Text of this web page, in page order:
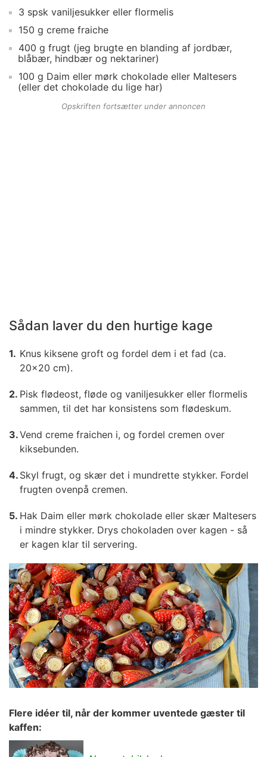
3 spsk vaniljesukker eller flormelis
150 g creme fraiche
400 g frugt (jeg brugte en blanding af jordbær,
blåbær, hindbær og nektariner)
100 g Daim eller mørk chokolade eller Maltesers
(eller det chokolade du lige har)
Opskriften fortsætter under annoncen
Sådan laver du den hurtige kage
Knus kiksene groft og fordel dem i et fad (ca.
20x20 cm).
Pisk flødeost, fløde og vaniljesukker eller flormelis
sammen, til det har konsistens som flødeskum.
Vend creme fraichen i, og fordel cremen over
kiksebunden.
Skyl frugt, og skær det i mundrette stykker. Fordel
frugten ovenpå cremen.
Hak Daim eller mørk chokolade eller skær Maltesers
i mindre stykker. Drys chokoladen over kagen - så
er kagen klar til servering.
Flere idéer til, når der kommer uventede gæster til
kaffen: